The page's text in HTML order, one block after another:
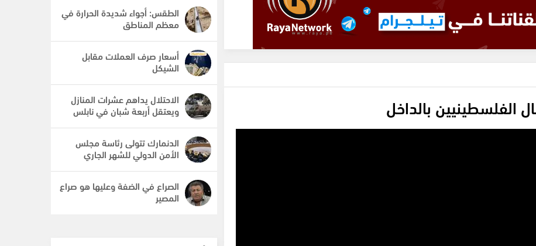
بالداخل
الطقس: أجواء شديدة الحرارة في
معظم المناطق
أسعار صرف العملات مقابل
الشيكل
الاحتلال يداهم عشرات المنازل
ويعتقل أربعة شبان في نابلس
الدنمارك تتولى رئاسة مجلس
الأمن الدولي للشهر الجاري
الصراع في الضفة وعليها هو صراع
المصير